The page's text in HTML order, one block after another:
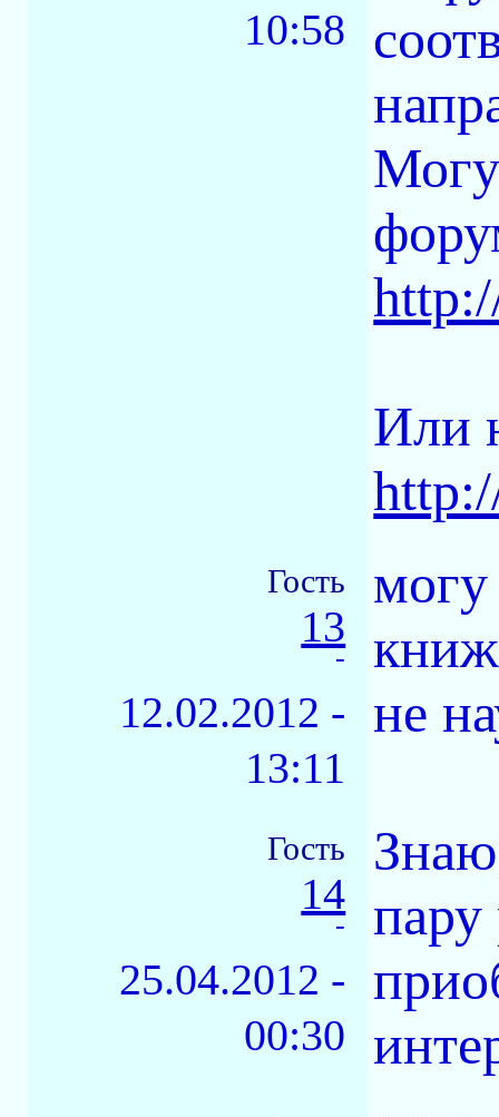
10:58
Могу
Или
Гость
13
-
12.02.2012 -
13:11
не
Гость
14
-
25.04.2012 -
00:30
пару